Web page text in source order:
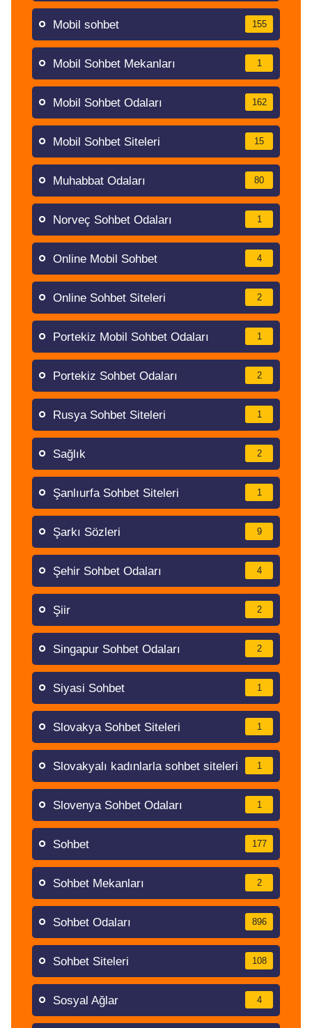
Mobil sohbet 155
Mobil Sohbet Mekanları 1
Mobil Sohbet Odaları 162
Mobil Sohbet Siteleri 15
Muhabbat Odaları 80
Norveç Sohbet Odaları 1
Online Mobil Sohbet 4
Online Sohbet Siteleri 2
Portekiz Mobil Sohbet Odaları 1
Portekiz Sohbet Odaları 2
Rusya Sohbet Siteleri 1
Sağlık 2
Şanlıurfa Sohbet Siteleri 1
Şarkı Sözleri 9
Şehir Sohbet Odaları 4
Şiir 2
Singapur Sohbet Odaları 2
Siyasi Sohbet 1
Slovakya Sohbet Siteleri 1
Slovakyalı kadınlarla sohbet siteleri 1
Slovenya Sohbet Odaları 1
Sohbet 177
Sohbet Mekanları 2
Sohbet Odaları 896
Sohbet Siteleri 108
Sosyal Ağlar 4